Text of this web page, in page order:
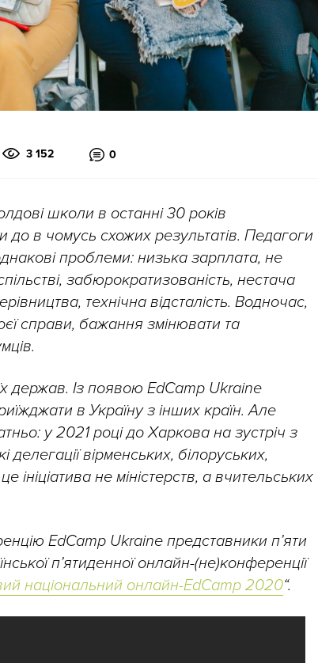
3 152 0
школи в останні 30 років
в чомусь схожих результатів. Педагоги
проблеми: низька зарплата, не
забюрократизованість, нестача
технічна відсталість. Водночас,
справи, бажання змінювати та
держав. Із появою EdCamp Ukraine
в Україну з інших країн. Але
у 2021 році до Харкова на зустріч з
делегації вірменських, білоруських,
ініціатива не міністерств, а вчительських
EdCamp Ukraine представники п’яти
п’ятиденної онлайн-(не)конференції
національний онлайн-EdCamp 2020“.